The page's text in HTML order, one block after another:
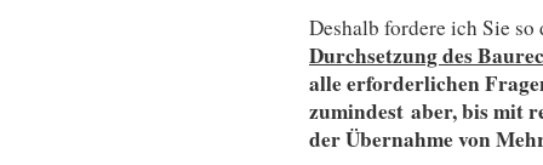
Deshalb fordere ich Sie
Durchsetzung des
alle erforderlichen
zumindest aber, bis mit
der Übernahme von